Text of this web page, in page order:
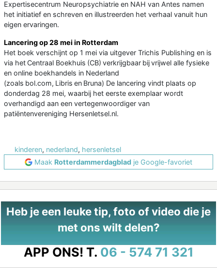
Expertisecentrum Neuropsychiatrie en NAH van Antes namen
het initiatief en schreven en illustreerden het verhaal vanuit hun
eigen ervaringen.
Lancering op 28 mei in Rotterdam
Het boek verschijnt op 1 mei via uitgever Trichis Publishing en is
via het Centraal Boekhuis (CB) verkrijgbaar bij vrijwel alle fysieke
en online boekhandels in Nederland
(zoals bol.com, Libris en Bruna) De lancering vindt plaats op
donderdag 28 mei, waarbij het eerste exemplaar wordt
overhandigd aan een vertegenwoordiger van
patiëntenvereniging Hersenletsel.nl.
kinderen, nederland, hersenletsel
Maak Rotterdammerdagblad je Google-favoriet
Heb je een leuke tip, foto of video die je
met ons wilt delen?
APP ONS! T. 06 - 574 71 321